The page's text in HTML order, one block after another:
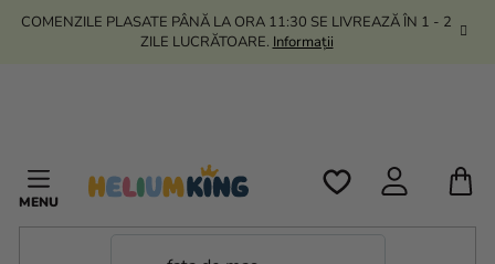
TreciCOMENZILE PLASATE PÂNĂ LA ORA 11:30 SE LIVREAZĂ ÎN 1 - 2
ZILE LUCRĂTOARE. Informații